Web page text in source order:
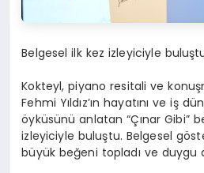
Belgesel ilk kez izleyiciyle
Kokteyl, piyano resitali ve
Fehmi Yıldız’ın hayatını ve iş
öyküsünü anlatan “Çınar Gibi”
izleyiciyle buluştu. Belgesel gö
büyük beğeni topladı ve duygu